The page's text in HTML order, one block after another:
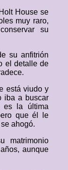
House se
muy raro,
su
su anfitrión
el detalle de
está viudo y
iba a buscar
es la última
que él le
ahogó.
matrimonio
aunque